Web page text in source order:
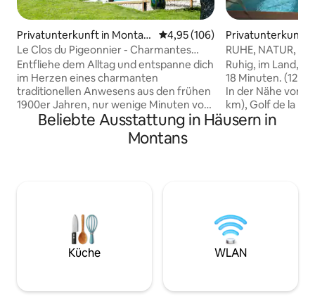
Privatunterkunft in Montau
ban
Durchschnittliche Bewertung:
4,95 (106)
Le Clos du Pigeonnier - Charmantes
Ferienhaus
Entfliehe dem Alltag und entspanne dich
im Herzen eines charmanten
traditionellen Anwesens aus den frühen
1900er Jahren, nur wenige Minuten von
Montauban entfernt. Während wir auf
dem Grundstück wohnen, bietet dein
privates Gästehaus – eine einzigartige
Raum umfasst: •Unterkunft für bis zu 6
Gäste mit 2 Schlafzimmern in zwei
separaten Gebäuden •Eine voll
ausgestattete Küche •Eine private
Privatunterkunft
an-Lherm
RUHE, NATUR,
Ruhig, im Land,
18 Minuten. (12
In der Nähe von
km), Golf de la
Grundstück
Entspannung,
und beheiztes
Jahr über Ideal
Unternehmen Hervorragend, um neue
Beliebte Ausstattung in Häusern in
Montans
Küche WLAN